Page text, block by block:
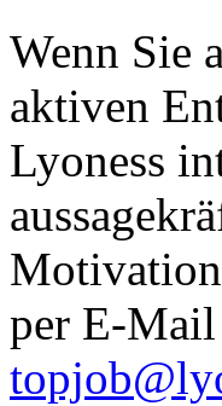
Wenn Sie
aktiven
Lyoness
per E-